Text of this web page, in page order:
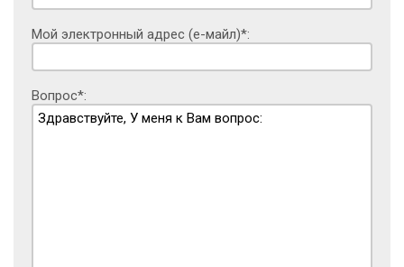
Мой электронный адрес (е-майл)*:
Вопрос*: